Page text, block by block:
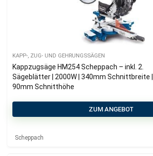
KAPP-, ZUG- UND GEHRUNGSSÄGEN
Kappzugsäge HM254 Scheppach – inkl. 2.
Sägeblätter | 2000W | 340mm Schnittbreite |
90mm Schnitthöhe
ZUM ANGEBOT
Scheppach